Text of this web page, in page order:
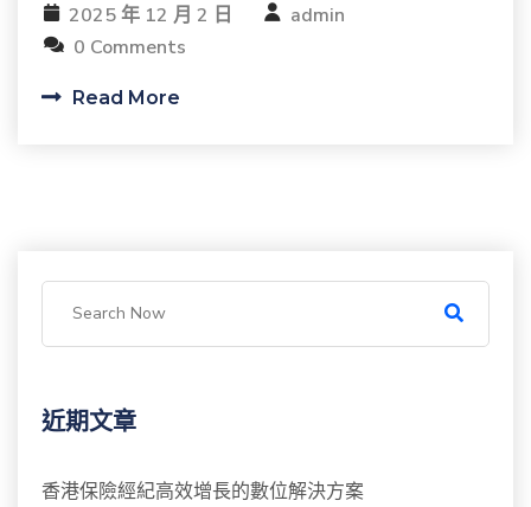
2025 年 12 月 2 日
admin
0 Comments
Read More
近期文章
香港保險經紀高效增長的數位解決方案